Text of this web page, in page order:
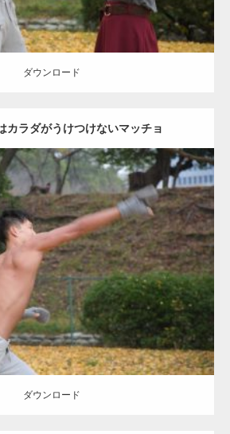
ダウンロード
カラダがうけつけないマッチョ
Update:2021.07.8
ッチョ その他 AKIHITO(細マッチョ) 背中
ド
ダウンロード